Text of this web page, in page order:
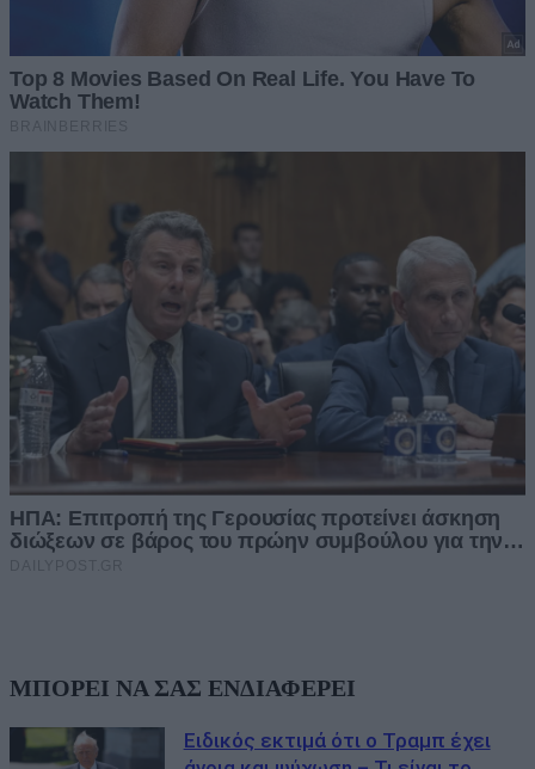
ΜΠΟΡΕΙ ΝΑ ΣΑΣ ΕΝΔΙΑΦΕΡΕΙ
Ειδικός εκτιμά ότι ο Τραμπ έχει